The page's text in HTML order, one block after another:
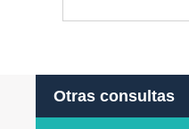
Otras consultas